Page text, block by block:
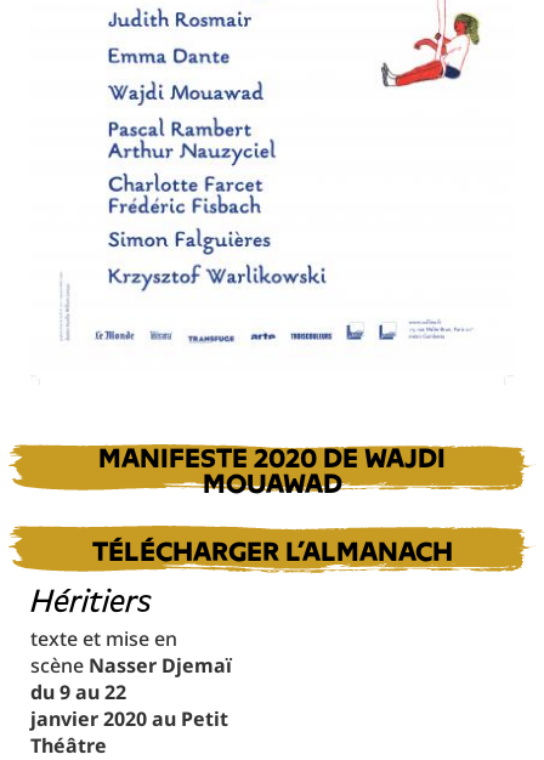
MANIFESTE 2020 DE WAJDI
MOUAWAD
TÉLÉCHARGER L’ALMANACH
Héritiers
texte et mise en
scène Nasser Djemaï
du 9 au 22
janvier 2020 au Petit
Théâtre